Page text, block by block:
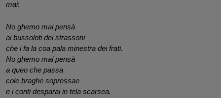
mai:
No ghemo mai pensà
ai bussoloti dei strassoni
che i fa la coa pala minestra dei frati.
No ghemo mai pensà
a queo che passa
cole braghe sopressae
e i conti desparai in tela scarsea.